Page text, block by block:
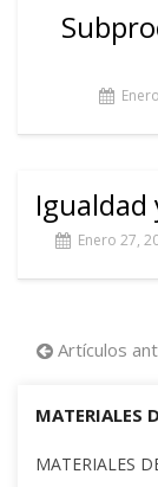
Enero 27,
de
Artículos
MATERIALES
MATERIALES